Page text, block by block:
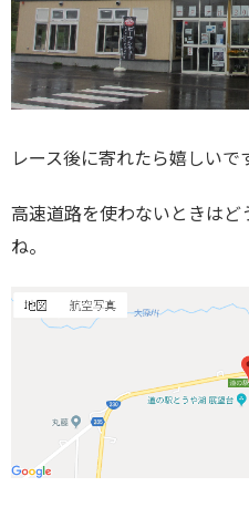
レース後に寄れたら嬉しいで
高速道路を使わないときはど
ね。